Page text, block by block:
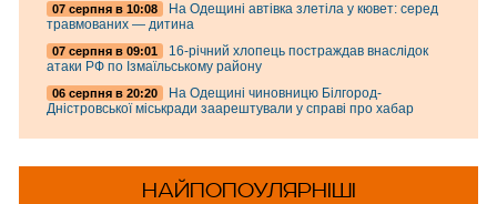
07 серпня в 10:08
На Одещині автівка злетіла у кювет: серед
травмованих — дитина
07 серпня в 09:01
16-річний хлопець постраждав внаслідок
атаки РФ по Ізмаїльському району
06 серпня в 20:20
На Одещині чиновницю Білгород-
Дністровської міськради заарештували у справі про хабар
НАЙПОПОУЛЯРНІШІ